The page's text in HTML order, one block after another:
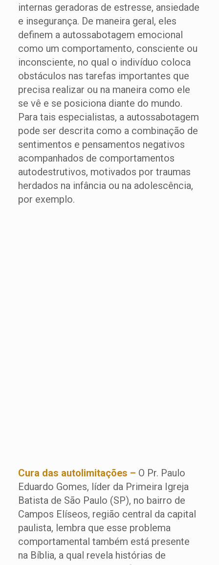
internas geradoras de estresse, ansiedade
e insegurança. De maneira geral, eles
definem a autossabotagem emocional
como um comportamento, consciente ou
inconsciente, no qual o indivíduo coloca
obstáculos nas tarefas importantes que
precisa realizar ou na maneira como ele
se vê e se posiciona diante do mundo.
Para tais especialistas, a autossabotagem
pode ser descrita como a combinação de
sentimentos e pensamentos negativos
acompanhados de comportamentos
autodestrutivos, motivados por traumas
herdados na infância ou na adolescência,
por exemplo.
Cura das autolimitações – O Pr. Paulo
Eduardo Gomes, líder da Primeira Igreja
Batista de São Paulo (SP), no bairro de
Campos Elíseos, região central da capital
paulista, lembra que esse problema
comportamental também está presente
na Bíblia, a qual revela histórias de